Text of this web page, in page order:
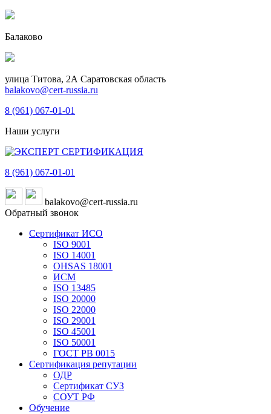
Балаково
улица Титова, 2А Саратовская область
balakovo@cert-russia.ru
8 (961) 067-01-01
Наши услуги
8 (961) 067-01-01
balakovo@cert-russia.ru
Обратный звонок
Сертификат ИСО
ISO 9001
ISO 14001
OHSAS 18001
ИСМ
ISO 13485
ISO 20000
ISO 22000
ISO 29001
ISO 45001
ISO 50001
ГОСТ РВ 0015
Сертификация репутации
ОДР
Сертификат СУЗ
СОУТ РФ
Обучение